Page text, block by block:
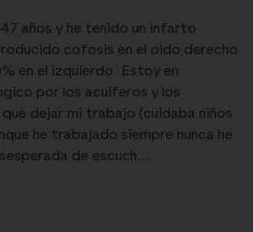
años y he tenido un infarto
cofosis en el oido derecho
en el izquierdo. Estoy en
por los acuiferos y los
dejar mi trabajo (cuidaba niños
he trabajado siempre nunca he
de escuch...